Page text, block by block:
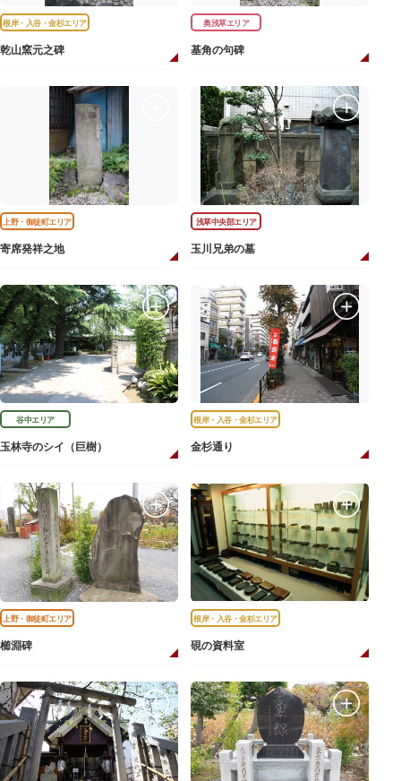
根岸・入谷・金杉エリア
乾山窯元之碑
奥浅草エリア
基角の句碑
上野・御徒町エリア
寄席発祥之地
浅草中央部エリア
玉川兄弟の墓
谷中エリア
玉林寺のシイ（巨樹）
根岸・入谷・金杉エリア
金杉通り
上野・御徒町エリア
櫛淵碑
根岸・入谷・金杉エリア
硯の資料室